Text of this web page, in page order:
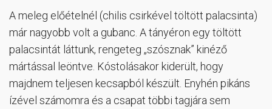
A meleg előételnél (chilis csirkével töltött palacsinta)
már nagyobb volt a gubanc. A tányéron egy töltött
palacsintát láttunk, rengeteg „szósznak” kinéző
mártással leöntve. Kóstolásakor kiderült, hogy
majdnem teljesen kecsapból készült. Enyhén pikáns
ízével számomra és a csapat többi tagjára sem